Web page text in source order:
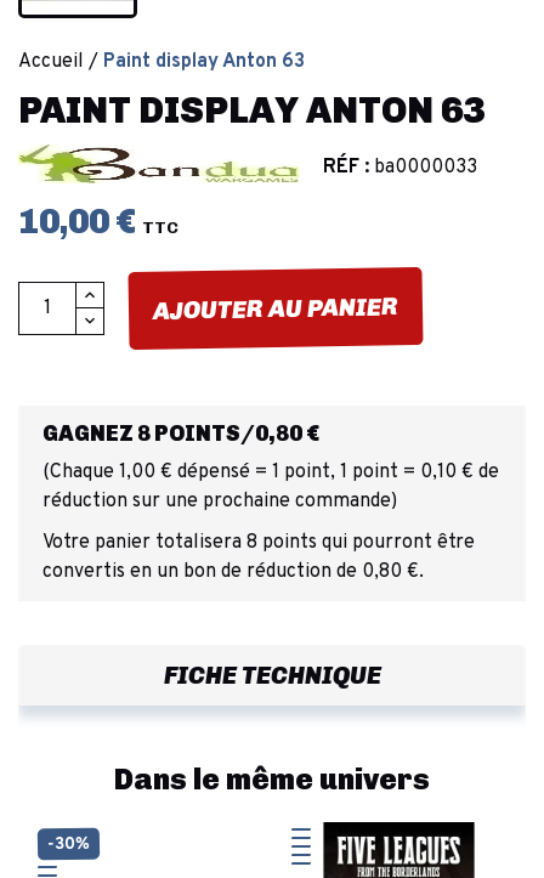
Accueil Paint display Anton 63
PAINT DISPLAY ANTON 63
RÉF : ba0000033
10,00 € TTC
AJOUTER AU PANIER
GAGNEZ 8 POINTS/0,80 €
(Chaque 1,00 € dépensé = 1 point, 1 point = 0,10 € de
réduction sur une prochaine commande)
Votre panier totalisera 8 points qui pourront être
convertis en un bon de réduction de 0,80 €.
FICHE TECHNIQUE
Dans le même univers
-30%